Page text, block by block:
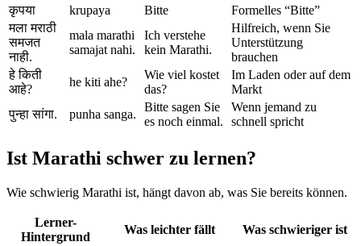
कृपया
krupaya Bitte
Formelles “Bitte”
मला मराठी
समजत
नाही.
mala marathi
samajat nahi.
Ich verstehe
kein Marathi.
Hilfreich, wenn Sie
Unterstützung
brauchen
हे किती
आहे?
he kiti ahe?
Wie viel kostet
das?
Im Laden oder auf dem
Markt
पुन्हा सांगा.
punha sanga.
Bitte sagen Sie
es noch einmal.
Wenn jemand zu
schnell spricht
Ist Marathi schwer zu lernen?
Wie schwierig Marathi ist, hängt davon ab, was Sie bereits können.
Lerner-
Hintergrund
Was leichter fällt Was schwieriger ist